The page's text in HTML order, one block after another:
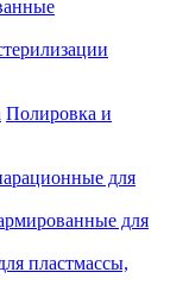
Полировка и
для
для
пластмассы,